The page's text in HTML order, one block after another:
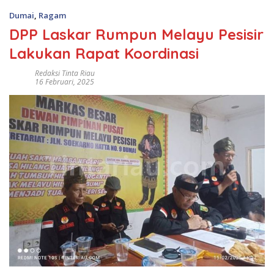
Dumai Ragam
DPP Laskar Rumpun Melayu Pesisir
Lakukan Rapat Koordinasi
Redaksi Tinta Riau
16 Februari, 2025